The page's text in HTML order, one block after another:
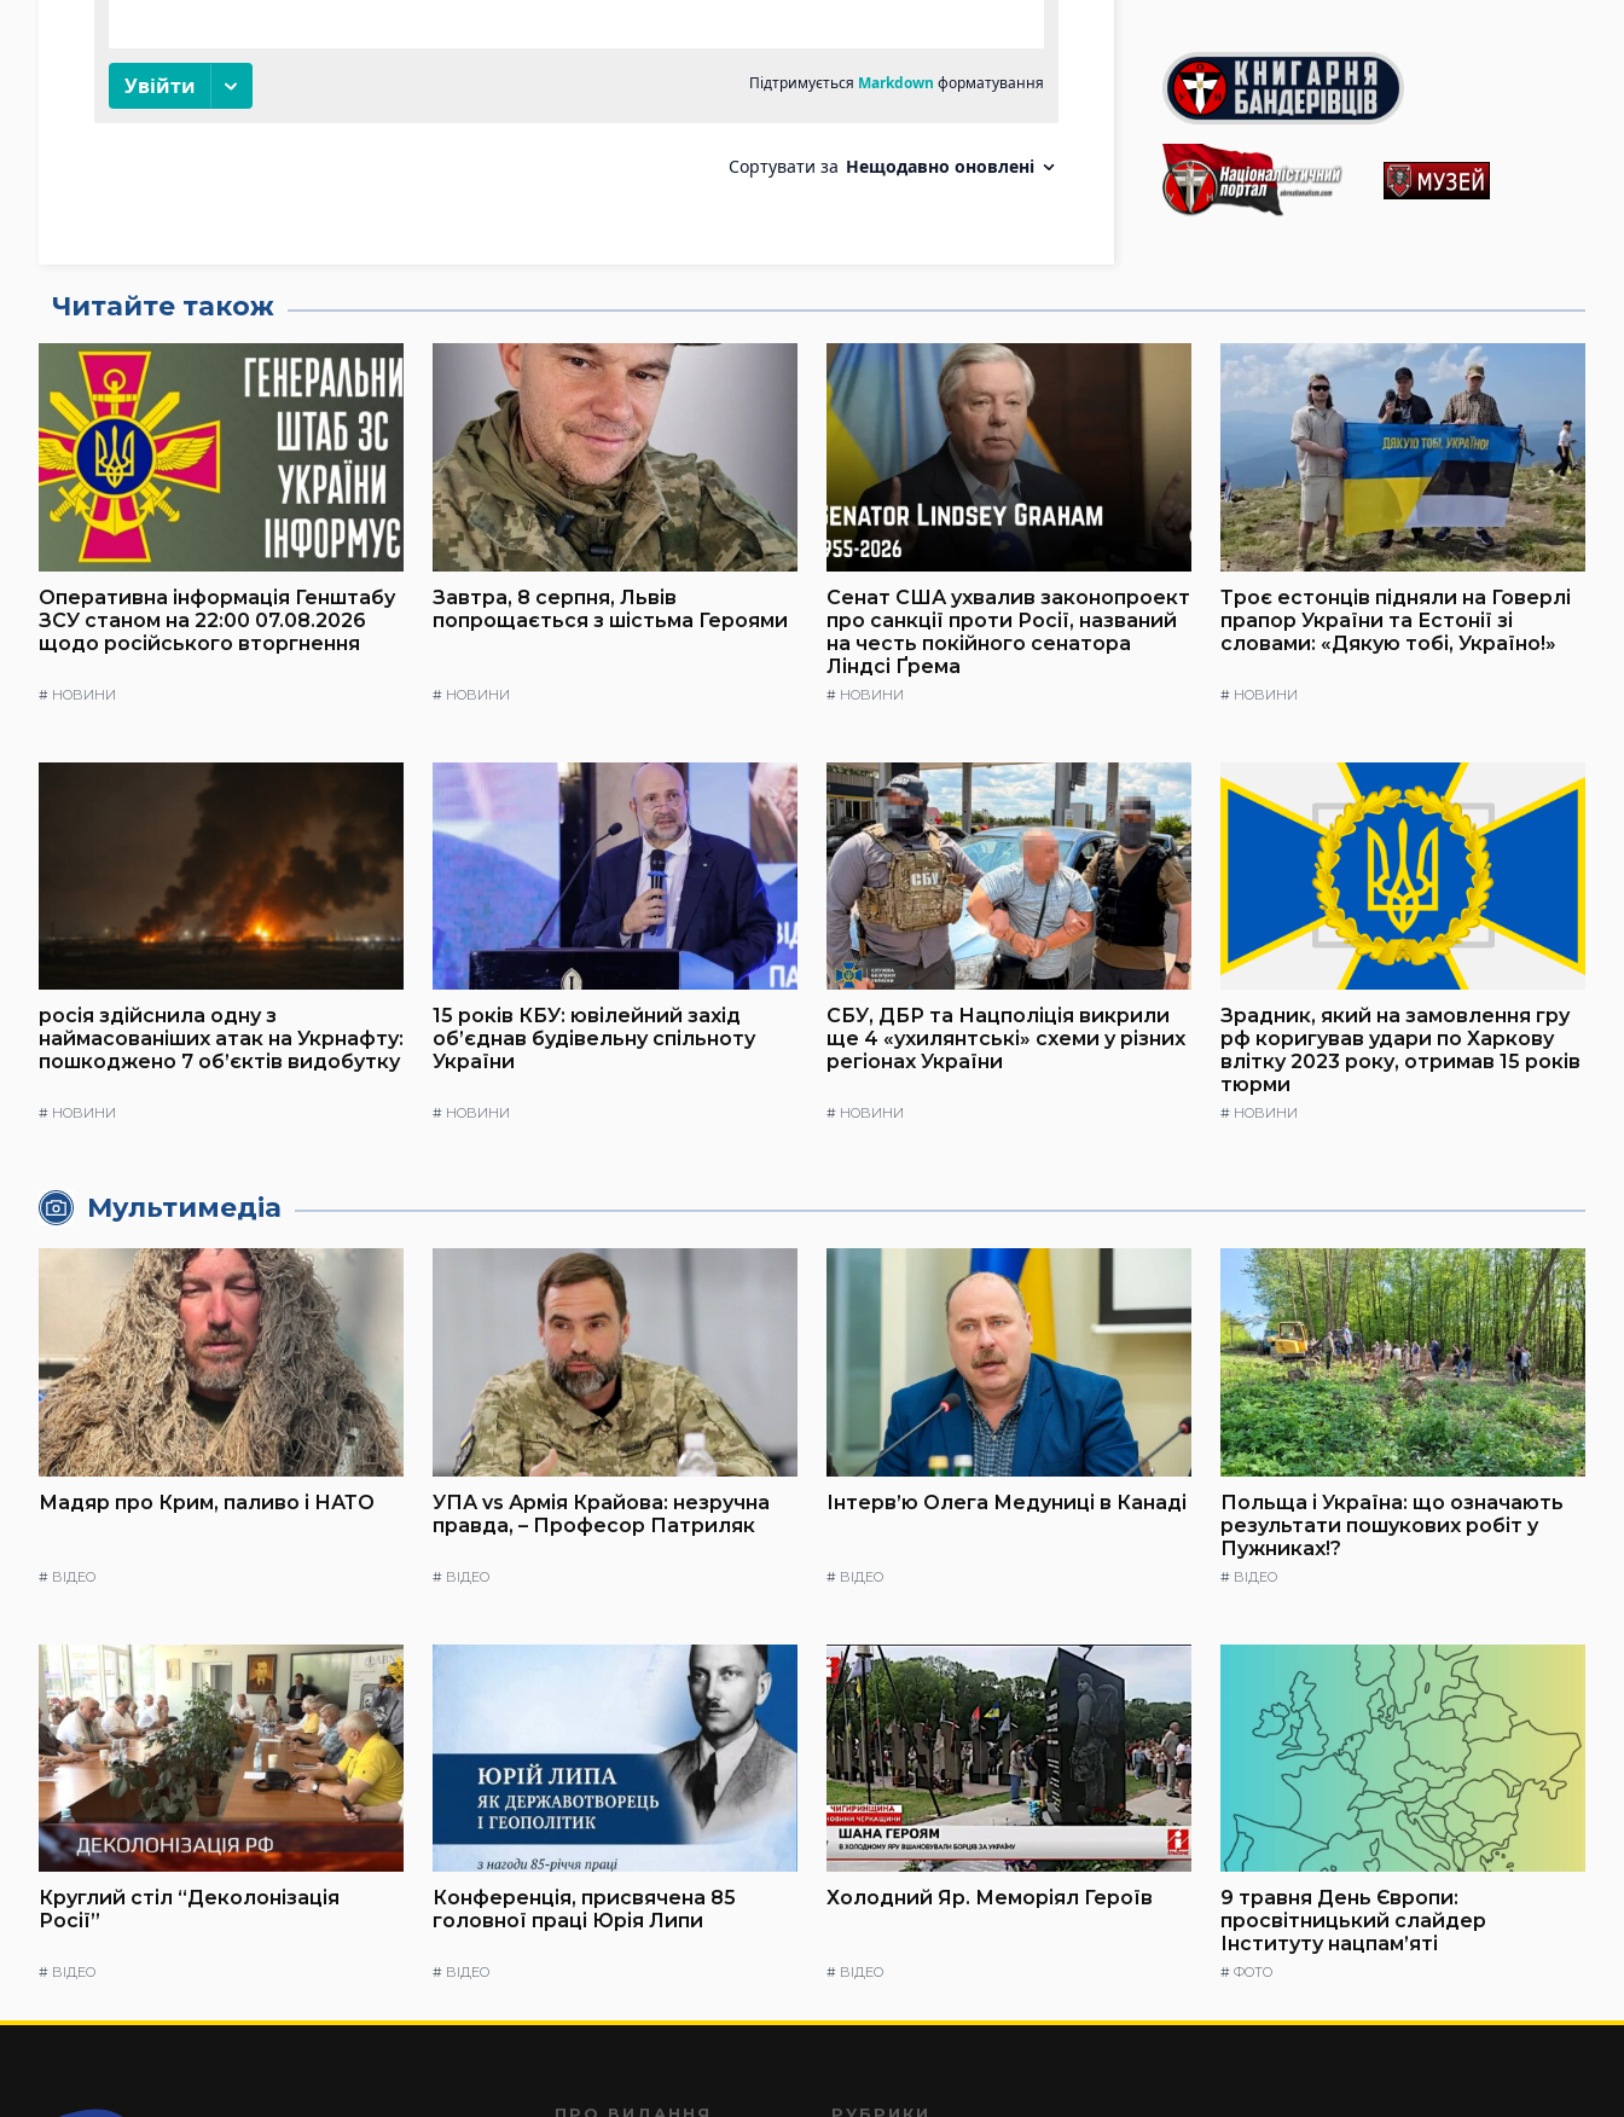
Читайте також
Оперативна інформація Генштабу
ЗСУ станом на 22:00 07.08.2026
щодо російського вторгнення
# НОВИНИ
Завтра, 8 серпня, Львів
попрощається з шістьма Героями
# НОВИНИ
Сенат США ухвалив законопроект
про санкції проти Росії, названий
на честь покійного сенатора
Ліндсі Ґрема
# НОВИНИ
Троє естонців підняли на Говерлі
прапор України та Естонії зі
словами: «Дякую тобі, Україно!»
# НОВИНИ
росія здійснила одну з
наймасованіших атак на Укрнафту:
пошкоджено 7 об’єктів видобутку
# НОВИНИ
15 років КБУ: ювілейний захід
об’єднав будівельну спільноту
України
# НОВИНИ
СБУ, ДБР та Нацполіція викрили
ще 4 «ухилянтські» схеми у різних
регіонах України
# НОВИНИ
Зрадник, який на замовлення гру
рф коригував удари по Харкову
влітку 2023 року, отримав 15 років
тюрми
# НОВИНИ
Мультимедіа
Мадяр про Крим, паливо і НАТО
# ВІДЕО
УПА vs Армія Крайова: незручна
правда, – Професор Патриляк
# ВІДЕО
Інтерв’ю Олега Медуниці в Канаді
# ВІДЕО
Польща і Україна: що означають
результати пошукових робіт у
Пужниках!?
# ВІДЕО
Круглий стіл “Деколонізація
Росії”
# ВІДЕО
Конференція, присвячена 85
головної праці Юрія Липи
# ВІДЕО
Холодний Яр. Меморіял Героїв
# ВІДЕО
9 травня День Європи:
просвітницький слайдер
Інституту нацпам’яті
# ФОТО